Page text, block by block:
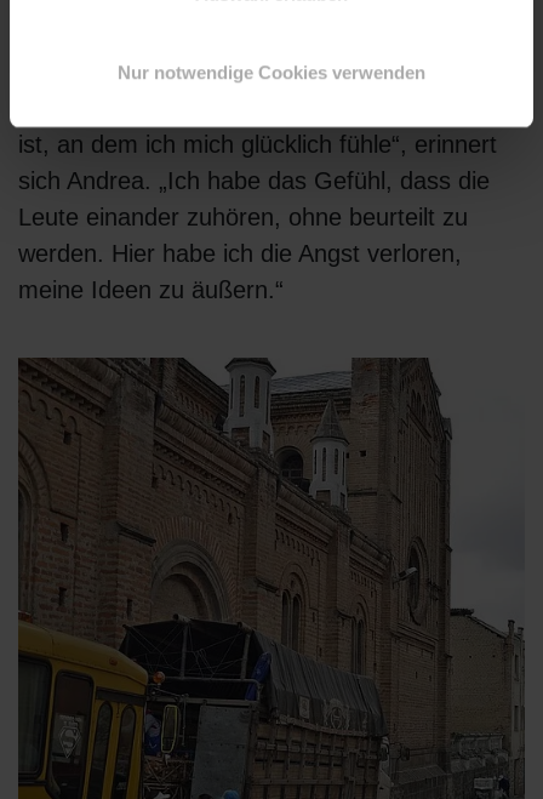
Nur notwendige Cookies verwenden
Teilnehmerinnen selbstbewusst und sicher
ist, an dem ich mich glücklich fühle“, erinnert
sich Andrea. „Ich habe das Gefühl, dass die
Leute einander zuhören, ohne beurteilt zu
werden. Hier habe ich die Angst verloren,
meine Ideen zu äußern.“